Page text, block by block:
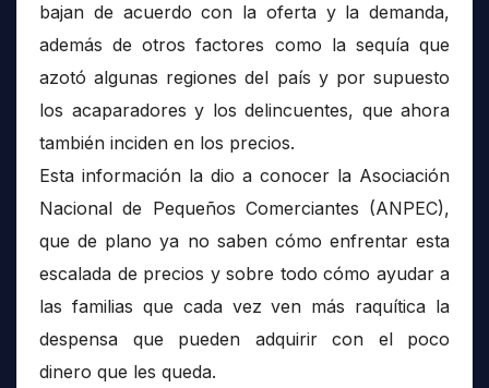
bajan de acuerdo con la oferta y la demanda,
además de otros factores como la sequía que
azotó algunas regiones del país y por supuesto
los acaparadores y los delincuentes, que ahora
también inciden en los precios.
Esta información la dio a conocer la Asociación
Nacional de Pequeños Comerciantes (ANPEC),
que de plano ya no saben cómo enfrentar esta
escalada de precios y sobre todo cómo ayudar a
las familias que cada vez ven más raquítica la
despensa que pueden adquirir con el poco
dinero que les queda.